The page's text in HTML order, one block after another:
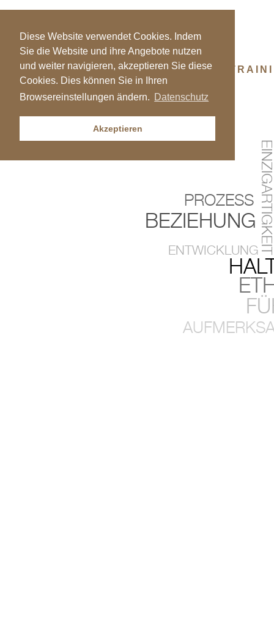
Diese Website verwendet Cookies. Indem
Sie die Website und ihre Angebote nutzen
und weiter navigieren, akzeptieren Sie diese
Cookies. Dies können Sie in Ihren
Browsereinstellungen ändern. Datenschutz
Akzeptieren
ENTWICKLUNG
PROZESS EINZIGARTIGKEIT
BEZIEHUNG
HOME COACHING
t 0202 6951 4090